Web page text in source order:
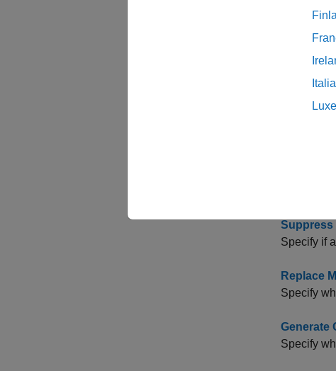
Enhance
Convert
Control
Reorder
Suppress
Specify if
Replace
Specify
Generate
Specify
Italia